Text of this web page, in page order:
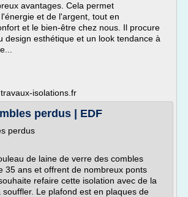
avantages. Cela permet
et de l'argent, tout en
et le bien-être chez nous. Il procure
design esthétique et un look tendance à
isolations.fr
perdus | EDF
perdus
de laine de verre des combles
35 ans et offrent de nombreux ponts
refaire cette isolation avec de la
souffler. Le plafond est en plaques de